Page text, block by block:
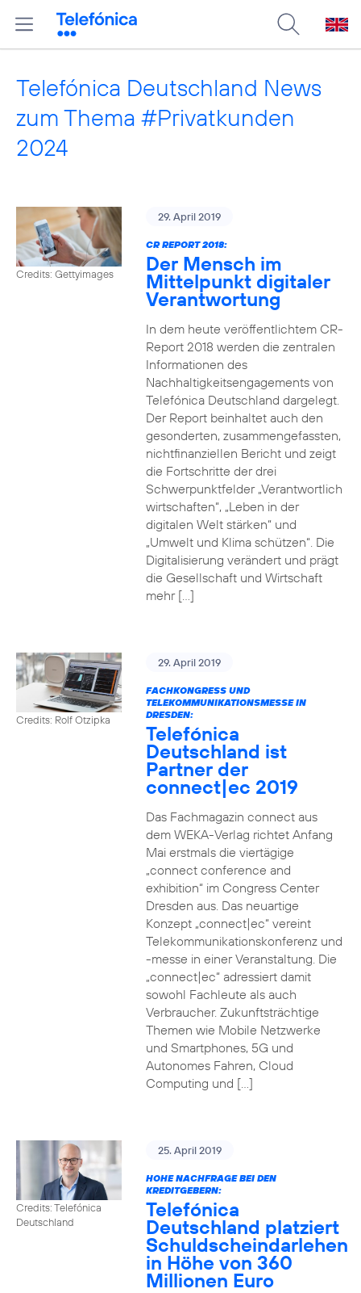
Telefónica Deutschland News
zum Thema #Privatkunden
2024
Credits: Gettyimages
29. April 2019
CR REPORT 2018:
Der Mensch im
Mittelpunkt digitaler
Verantwortung
In dem heute veröffentlichtem CR-
Report 2018 werden die zentralen
Informationen des
Nachhaltigkeitsengagements von
Telefónica Deutschland dargelegt.
Der Report beinhaltet auch den
gesonderten, zusammengefassten,
nichtfinanziellen Bericht und zeigt
die Fortschritte der drei
Schwerpunktfelder „Verantwortlich
wirtschaften“, „Leben in der
digitalen Welt stärken“ und
„Umwelt und Klima schützen“. Die
Digitalisierung verändert und prägt
die Gesellschaft und Wirtschaft
mehr […]
Credits: Rolf Otzipka
29. April 2019
FACHKONGRESS UND
TELEKOMMUNIKATIONSMESSE IN
DRESDEN:
Telefónica
Deutschland ist
Partner der
connect|ec 2019
Das Fachmagazin connect aus
dem WEKA-Verlag richtet Anfang
Mai erstmals die viertägige
„connect conference and
exhibition“ im Congress Center
Dresden aus. Das neuartige
Konzept „connect|ec“ vereint
Telekommunikationskonferenz und
-messe in einer Veranstaltung. Die
„connect|ec“ adressiert damit
sowohl Fachleute als auch
Verbraucher. Zukunftsträchtige
Themen wie Mobile Netzwerke
und Smartphones, 5G und
Autonomes Fahren, Cloud
Computing und […]
Credits: Telefónica
Deutschland
25. April 2019
HOHE NACHFRAGE BEI DEN
KREDITGEBERN:
Telefónica
Deutschland platziert
Schuldscheindarlehen
in Höhe von 360
Millionen Euro